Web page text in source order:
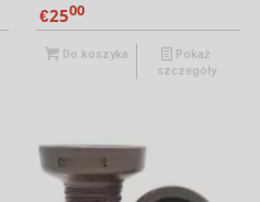
€2500
Do koszyka
Pokaż
szczegóły